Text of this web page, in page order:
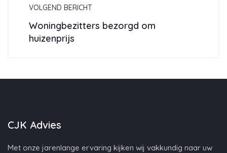
VOLGEND BERICHT
Woningbezitters bezorgd om
huizenprijs
CJK Advies
Met onze jarenlange ervaring kijken wij vakkundig naar uw